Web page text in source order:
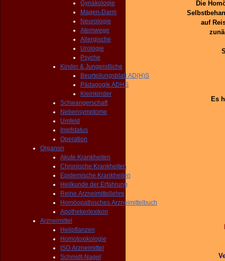
Gynäkologie
Magen-Darm
Neurologie
Atemwege
Allergische
Urologie
Psyche
Kinder & Jungendliche
Beurteilungsblatt AD(H)S
Pädagogik ADHS
Kleinkinder
Schwangerschaft
Nebensymptome
Umfeld
Impfstatus
Operation
Organon
Akute Krankheiten
Chronische Krankheiten
Epidemische Krankheiten
Heilkunde der Erfahrung
Reine Arzneimittellehre
Homöopathisches Arzneimittelbuch
Apothekerlexikon
Arzneimittel
Heilpflanzen
Homotoxikologie
ISO Arzneimittel
Schmidt-Nagel
Die
auf
Es